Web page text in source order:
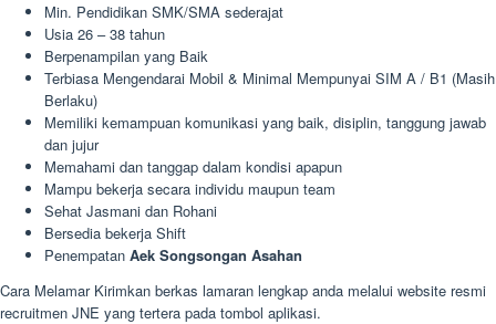
Min. Pendidikan SMK/SMA sederajat
Usia 26 – 38 tahun
Berpenampilan yang Baik
Terbiasa Mengendarai Mobil & Minimal Mempunyai SIM A / B1 (Masih
Berlaku)
Memiliki kemampuan komunikasi yang baik, disiplin, tanggung jawab
dan jujur
Memahami dan tanggap dalam kondisi apapun
Mampu bekerja secara individu maupun team
Sehat Jasmani dan Rohani
Bersedia bekerja Shift
Penempatan Aek Songsongan Asahan
Cara Melamar Kirimkan berkas lamaran lengkap anda melalui website resmi
recruitmen JNE yang tertera pada tombol aplikasi.